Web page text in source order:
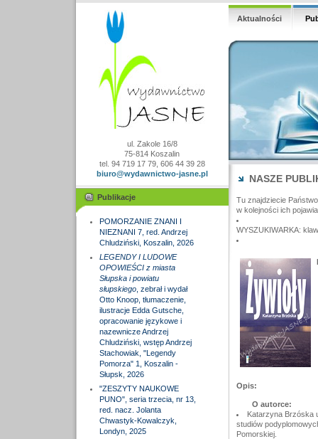
ul. Zakole 16/8
75-814 Koszalin
tel. 94 719 17 79, 606 44 39 28
biuro@wydawnictwo-jasne.pl
Publikacje
POMORZANIE ZNANI I
NIEZNANI 7, red. Andrzej
Chludziński, Koszalin, 2026
LEGENDY I LUDOWE
OPOWIEŚCI z miasta
Słupska i powiatu
słupskiego, zebrał i wydał
Otto Knoop, tłumaczenie,
ilustracje Edda Gutsche,
opracowanie językowe i
nazewnicze Andrzej
Chludziński, wstęp Andrzej
Stachowiak, "Legendy
Pomorza" 1, Koszalin -
Słupsk, 2026
"ZESZYTY NAUKOWE
PUNO", seria trzecia, nr 13,
red. nacz. Jolanta
Chwastyk-Kowalczyk,
Londyn, 2025
Aktualności
NASZE
Tu znajdziecie
w kolejności ich
WYSZUKIWARKA:
Opis:
O autorce:
Katarzyna Brzóska
studiów
Pomorskiej.